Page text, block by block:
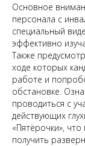
Основное
персонала с
специальный
эффективно
Также
ходе которых
работе и
обстановке.
проводиться с
действующих
«Пятёрочки»,
получить